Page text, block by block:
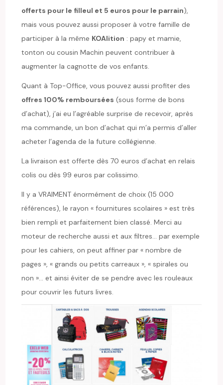
offerts pour le filleul et 5 euros pour le parrain),
mais vous pouvez aussi proposer à votre famille de
participer à la même KOAlition : papy et mamie,
tonton ou cousin Machin peuvent contribuer à
augmenter la cagnotte de vos enfants.
Quant à Top-Office, vous pouvez aussi profiter des
offres 100% remboursées (sous forme de bons
d’achat), j’ai eu l’agréable surprise de recevoir, après
ma commande, un bon d’achat qui m’a permis d’aller
acheter l’agenda de la future collégienne.
La livraison est offerte dès 70 euros d’achat en relais
colis ou dès 99 euros par colissimo.
Il y a VRAIMENT énormément de choix (15 000
références), le rayon « fournitures scolaires » est très
bien rempli et parfaitement bien classé. Merci au
moteur de recherche aussi et aux filtres… par exemple
pour les cahiers, on peut affiner par « nombre de
pages », « grands ou petits carreaux », « spirales ou
non »… et ainsi éviter de se pendre avec les rouleaux
pour couvrir les futurs livres.